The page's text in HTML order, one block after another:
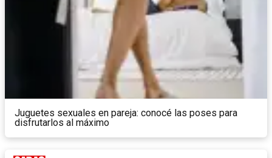
Juguetes sexuales en pareja: conocé las poses para
disfrutarlos al máximo